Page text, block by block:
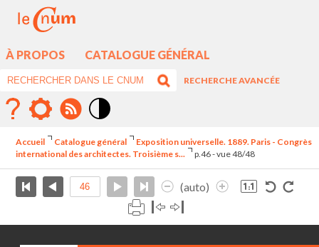
À PROPOS CATALOGUE GÉNÉRAL
RECHERCHE AVANCÉE
élévé
Accueil Catalogue général
Exposition universelle. 1889. Paris - Congrès
international des architectes. Troisième s...
p.46 - vue 48/48
(auto)